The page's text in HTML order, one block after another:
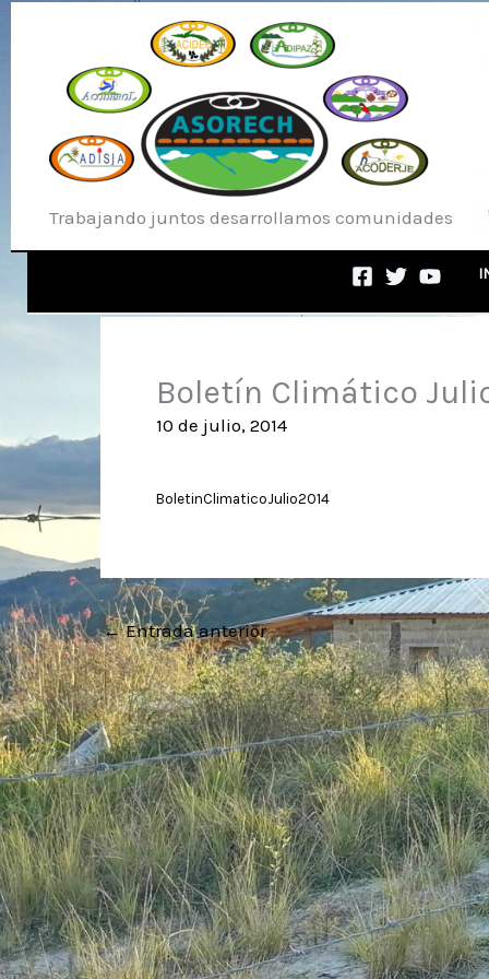
contenido
Trabajando juntos desarrollamos comunidades
Boletín Climático
10 de julio, 2014
BoletinClimaticoJulio2014
←Entrada anterior